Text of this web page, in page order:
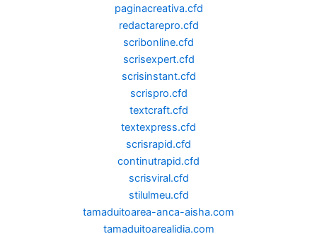
paginacreativa.cfd
redactarepro.cfd
scribonline.cfd
scrisexpert.cfd
scrisinstant.cfd
scrispro.cfd
textcraft.cfd
textexpress.cfd
scrisrapid.cfd
continutrapid.cfd
scrisviral.cfd
stilulmeu.cfd
tamaduitoarea-anca-aisha.com
tamaduitoarealidia.com